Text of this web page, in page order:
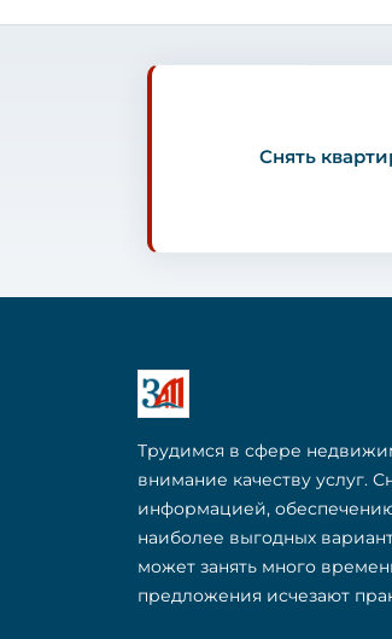
Снять
Трудимся в сфере
внимание качеству услуг.
информацией,
наиболее выгодных
может занять много
предложения исчезают